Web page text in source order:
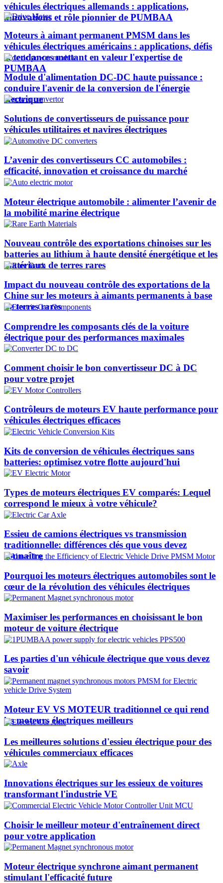
véhicules électriques allemands : applications,
innovations et rôle pionnier de PUMBAA​
Moteurs à aimant permanent PMSM dans les
véhicules électriques américains : applications, défis
et tendances mettant en valeur l'expertise de
PUMBAA​
Module d'alimentation DC-DC haute puissance :
conduire l'avenir de la conversion de l'énergie
électrique
Solutions de convertisseurs de puissance pour
véhicules utilitaires et navires électriques
L’avenir des convertisseurs CC automobiles :
efficacité, innovation et croissance du marché
Moteur électrique automobile : alimenter l’avenir de
la mobilité marine électrique
Nouveau contrôle des exportations chinoises sur les
batteries au lithium à haute densité énergétique et les
matériaux de terres rares
Impact du nouveau contrôle des exportations de la
Chine sur les moteurs à aimants permanents à base
de terres rares
Comprendre les composants clés de la voiture
électrique pour des performances maximales
Comment choisir le bon convertisseur DC à DC
pour votre projet
Contrôleurs de moteurs EV haute performance pour
véhicules électriques efficaces
Kits de conversion de véhicules électriques sans
batteries: optimisez votre flotte aujourd'hui
Types de moteurs électriques EV comparés: Lequel
correspond le mieux à votre véhicule?
Essieu de camions électriques vs transmission
traditionnelle: différences clés que vous devez
connaître
Pourquoi les moteurs électriques automobiles sont le
cœur de la révolution des véhicules électriques
Maximiser les performances en choisissant le bon
moteur de voiture électrique
Les parties d'un véhicule électrique que vous devez
savoir
Moteur EV VS MOTEUR traditionnel ce qui rend
les moteurs électriques meilleurs
Les meilleures solutions d'essieu électrique pour des
véhicules commerciaux efficaces
Innovations électriques sur les essieux de voitures
transformant l'industrie VE
Choisir le meilleur moteur d'entraînement direct
pour votre application
Moteur électrique synchrone aimant permanent
stimulant l'efficacité future